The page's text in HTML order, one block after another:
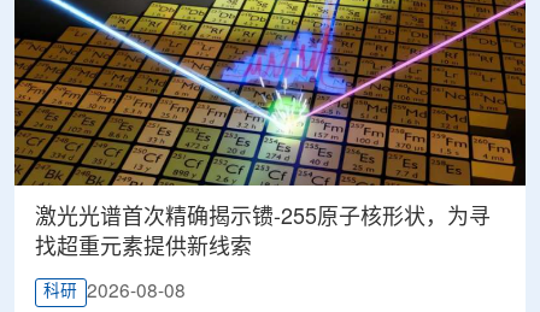
激光光谱首次精确揭示镄-255原子核形状，为寻
找超重元素提供新线索
科研 2026-08-08